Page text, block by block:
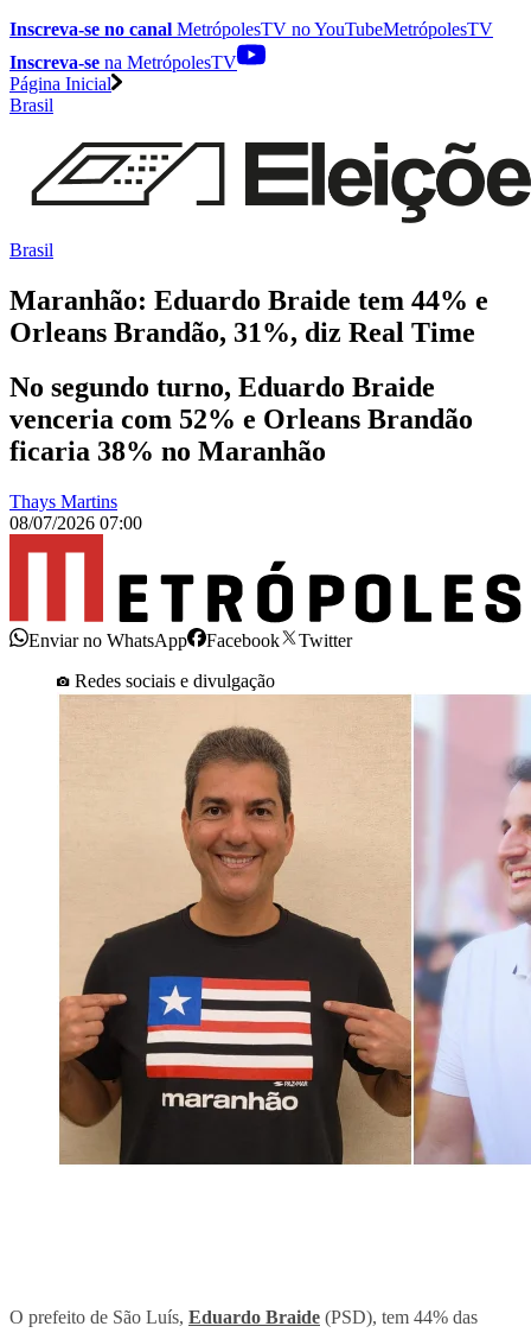
Inscreva-se no canal MetrópolesTV noYouTubeMetrópolesTV
Inscreva-se na MetrópolesTV
Página Inicial
Brasil
Brasil
Maranhão: Eduardo Braide tem 44% e
Orleans Brandão, 31%, diz Real Time
No segundo turno, Eduardo Braide
venceria com 52% e Orleans Brandão
ficaria 38% no Maranhão
Thays Martins
08/07/2026 07:00
Enviar no WhatsApp Facebook
Twitter
Redes sociais e divulgação
O prefeito de São Luís, Eduardo Braide (PSD), tem 44% das